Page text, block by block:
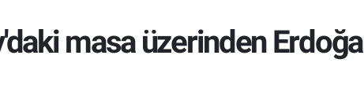
masa üzerinden